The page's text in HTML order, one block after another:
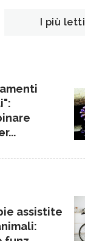
I più letti
assistite